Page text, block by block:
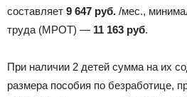
составляет 9 647 руб. /мес.,
труда (МРОТ) — 11 163 руб.
При наличии 2 детей сумма на их
размера пособия по безработице,